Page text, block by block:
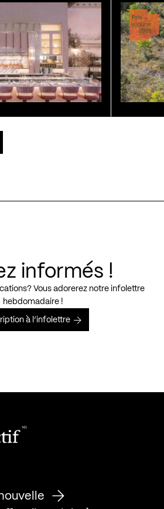
informés !
Vous adorerez notre infolettre
hebdomadaire !
à l’infolettre